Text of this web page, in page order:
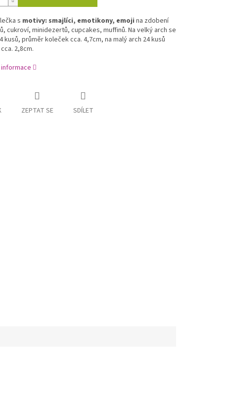
s motivy: smajlíci, emotikony, emoji na zdobení
cukroví, minidezertů, cupcakes, muffinů. Na velký arch se
kusů, průměr koleček cca. 4,7cm, na malý arch 24 kusů
2,8cm.
ZEPTAT SE SDÍLET